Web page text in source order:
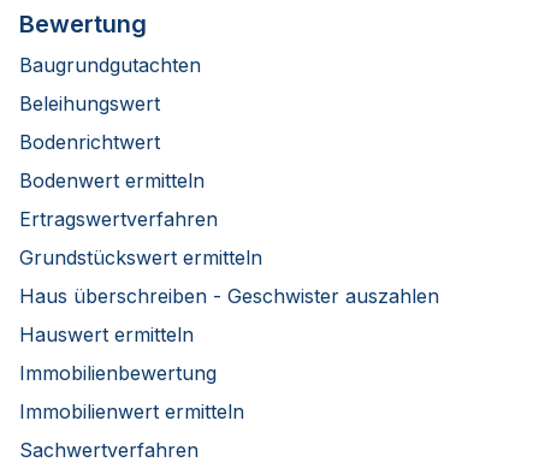
Bewertung
Baugrundgutachten
Beleihungswert
Bodenrichtwert
Bodenwert ermitteln
Ertragswertverfahren
Grundstückswert ermitteln
Haus überschreiben - Geschwister auszahlen
Hauswert ermitteln
Immobilienbewertung
Immobilienwert ermitteln
Sachwertverfahren